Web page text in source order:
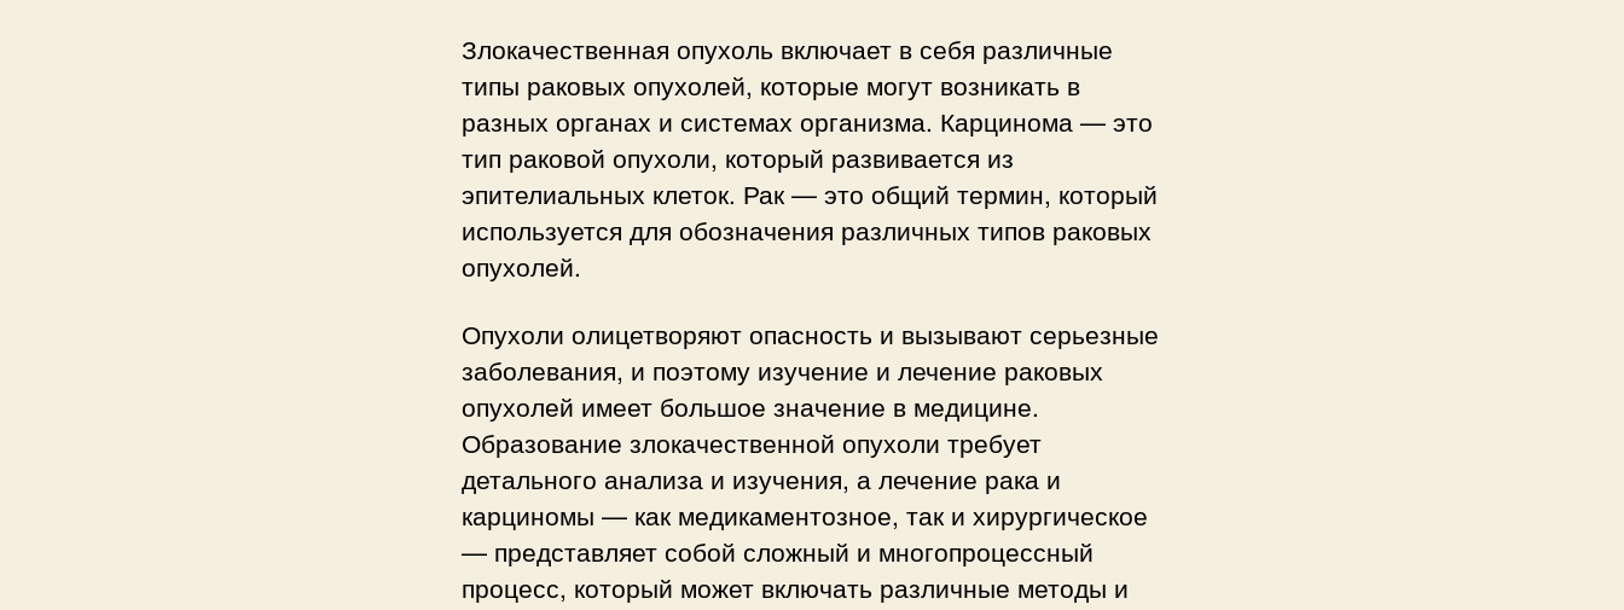
Злокачественная опухоль включает в себя различные
типы раковых опухолей, которые могут возникать в
разных органах и системах организма. Карцинома — это
тип раковой опухоли, который развивается из
эпителиальных клеток. Рак — это общий термин, который
используется для обозначения различных типов раковых
опухолей.
Опухоли олицетворяют опасность и вызывают серьезные
заболевания, и поэтому изучение и лечение раковых
опухолей имеет большое значение в медицине.
Образование злокачественной опухоли требует
детального анализа и изучения, а лечение рака и
карциномы — как медикаментозное, так и хирургическое
— представляет собой сложный и многопроцессный
процесс, который может включать различные методы и